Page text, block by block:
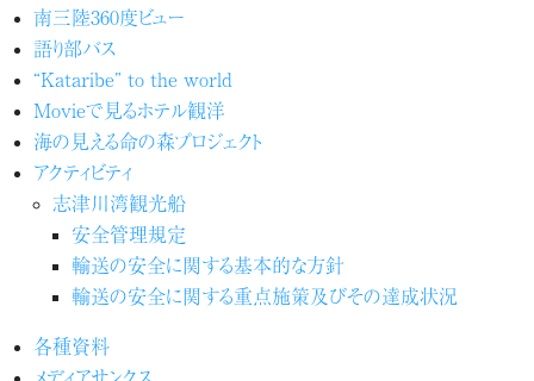
南三陸360度ビュー
語り部バス
“Kataribe” to the world
Movieで見るホテル観洋
海の見える命の森プロジェクト
アクティビティ
志津川湾観光船
安全管理規定
輸送の安全に関する基本的な方針
輸送の安全に関する重点施策及びその達成状況
各種資料